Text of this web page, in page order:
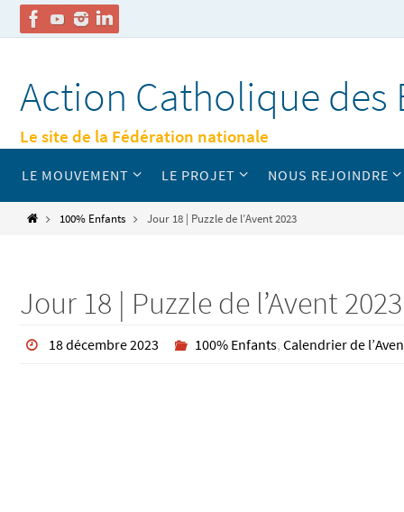
contenu
Action Catholique des
Le site de la Fédération nationale
contenu
LE MOUVEMENT LE PROJET NOUS REJOINDRE
Home100% Enfants Jour 18 | Puzzle de l’Avent 2023
Jour 18 | Puzzle de l’Avent 2023
18 décembre 2023 100% Enfants, Calendrier de